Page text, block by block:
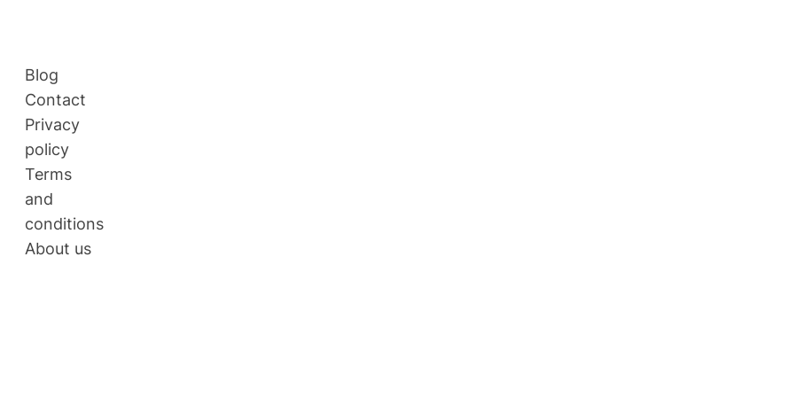
contenu
Blog
Contact
Privacy
policy
Terms
and
conditions
About us